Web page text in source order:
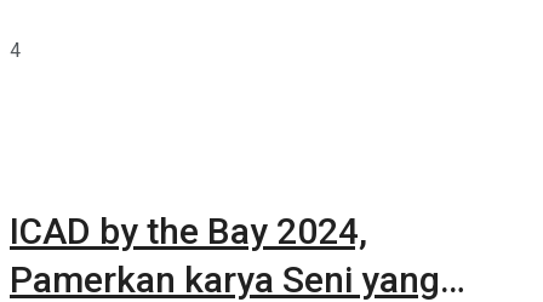
4
ICAD by the Bay 2024,
Pamerkan karya Seni yang